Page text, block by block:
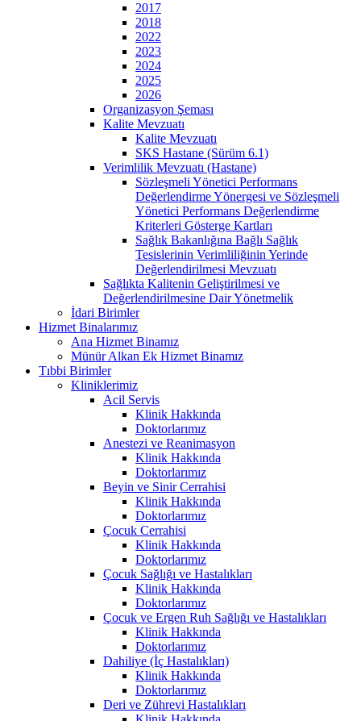
2017
2018
2022
2023
2024
2025
2026
Organizasyon Şeması
Kalite Mevzuatı
Kalite Mevzuatı
SKS Hastane (Sürüm 6.1)
Verimlilik Mevzuatı (Hastane)
Sözleşmeli Yönetici Performans
Değerlendirme Yönergesi ve Sözleşmeli
Yönetici Performans Değerlendirme
Kriterleri Gösterge Kartları
Sağlık Bakanlığına Bağlı Sağlık
Tesislerinin Verimliliğinin Yerinde
Değerlendirilmesi Mevzuatı
Sağlıkta Kalitenin Geliştirilmesi ve
Değerlendirilmesine Dair Yönetmelik
İdari Birimler
Hizmet Binalarımız
Ana Hizmet Binamız
Münür Alkan Ek Hizmet Binamız
Tıbbi Birimler
Kliniklerimiz
Acil Servis
Klinik Hakkında
Doktorlarımız
Anestezi ve Reanimasyon
Klinik Hakkında
Doktorlarımız
Beyin ve Sinir Cerrahisi
Klinik Hakkında
Doktorlarımız
Çocuk Cerrahisi
Klinik Hakkında
Doktorlarımız
Çocuk Sağlığı ve Hastalıkları
Klinik Hakkında
Doktorlarımız
Çocuk ve Ergen Ruh Sağlığı ve Hastalıkları
Klinik Hakkında
Doktorlarımız
Dahiliye (İç Hastalıkları)
Klinik Hakkında
Doktorlarımız
Deri ve Zührevi Hastalıkları